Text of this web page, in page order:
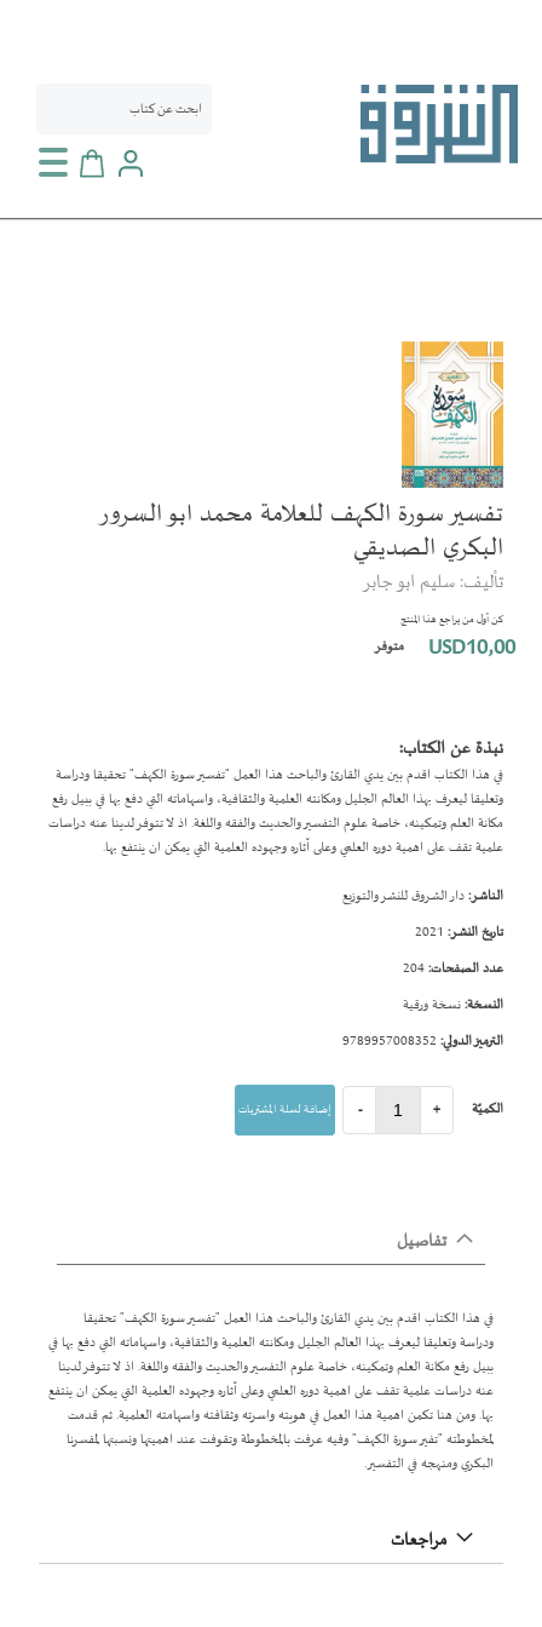
سلة التسوق
تفسير سورة الكهف للعلامة محمد ابو السرور
البكري الصديقي
تأليف: سليم ابو جابر
كن أول من يراجع هذا المنتج
USD10٫00 متوفر
نبذة عن الكتاب:
في هذا الكتاب اقدم بين يدي القارئ والباحث هذا العمل "تفسير سورة الكهف" تحقيقا ودراسة
وتعليقا ليعرف بهذا العالم الجليل ومكانته العلمية والثقافية، واسهاماته التي دفع بها في ببيل رفع
مكانة العلم وتمكينه، خاصة علوم التفسير والحديث والفقه واللغة. اذ لا تتوفر لدينا عنه دراسات
علمية تقف على اهمية دوره العلمي وعلى آثاره وجهوده العلمية التي يمكن ان ينتفع بها.
الناشر:دار الشروق للنشر والتوزيع
تاريخ النشر:
عدد الصفحات:
النسخة:نسخة ورقية
الترميز الدولي:
الكميّة - + إضافة لسلة المشتريات
انتقل
إلى
النهاية
معرض
تخطي
إلى
بداية
معرض
تفاصيل
في هذا الكتاب اقدم بين يدي القارئ والباحث هذا العمل "تفسير سورة الكهف" تحقيقا
ودراسة وتعليقا ليعرف بهذا العالم الجليل ومكانته العلمية والثقافية، واسهاماته التي دفع بها في
ببيل رفع مكانة العلم وتمكينه، خاصة علوم التفسير والحديث والفقه واللغة. اذ لا تتوفر لدينا
عنه دراسات علمية تقف على اهمية دوره العلمي وعلى آثاره وجهوده العلمية التي يمكن ان ينتفع
بها. ومن هنا تكمن اهمية هذا العمل في هويته واسرته وثقافته واسهامته العلمية. ثم قدمت
لمخطوطته "تفير سورة الكهف" وفيه عرفت بالمخطوطة وتقوفت عند اهميتها ونسبتها لمفسرنا
البكري ومنهجه في التفسير.
مراجعات